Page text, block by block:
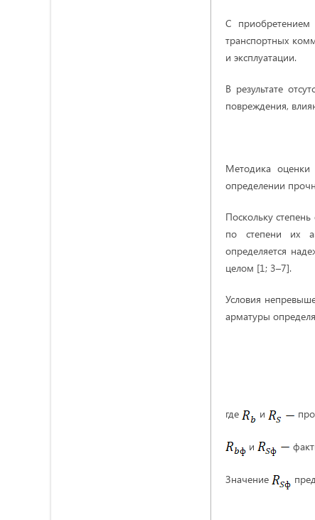
С приобретением
транспортных
и эксплуатации.
В результате
повреждения,
Методика оценки
определении
Поскольку
по степени их
определяется
целом [1; 3–7].
Условия
арматуры
где и
и
Значение